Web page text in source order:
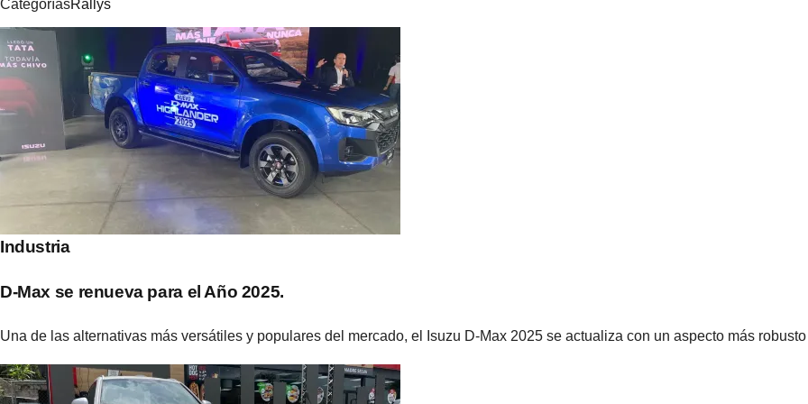
CategoríasRallys
Navegación
de
entradas
Industria
D-Max se renueva para el Año 2025.
Una de las alternativas más versátiles y populares del mercado, el Isuzu D-Max 2025 se actualiza con un aspecto más